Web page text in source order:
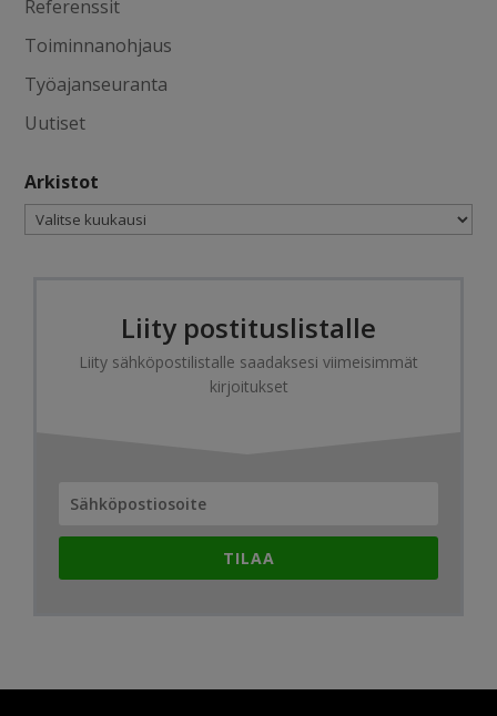
Referenssit
Toiminnanohjaus
Työajanseuranta
Uutiset
Arkistot
Arkistot
Liity postituslistalle
Liity sähköpostilistalle saadaksesi viimeisimmät
kirjoitukset
TILAA